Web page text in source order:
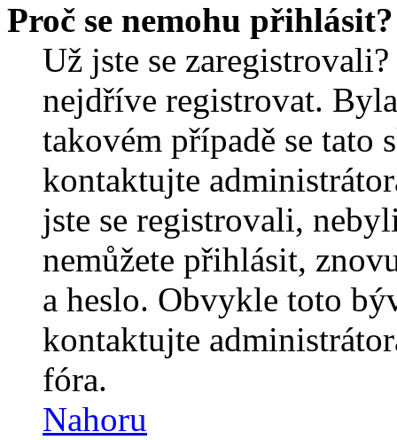
Proč se nemohu přihlásit?
Už jste se
nejdříve registrovat.
takovém případě se tato
kontaktujte
jste se registrovali,
nemůžete přihlásit,
a heslo. Obvykle toto
kontaktujte
fóra.
Nahoru